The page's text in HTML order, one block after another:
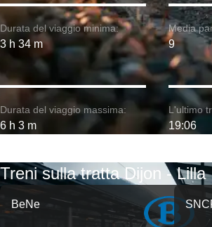
Durata del viaggio minima:
3 h 34 m
Durata del viaggio massima:
6 h 3 m
Media
9
L'ultimo
19:06
Treni sulla tratta Dijon - Lilla
BeNe